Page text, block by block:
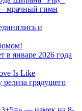
мрачный гимн
и
в январе 2026 года
Is Like
грядущего